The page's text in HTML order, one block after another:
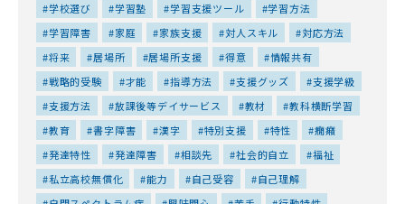
学校選び
学習塾 学習支援ツール
学習方法
学習障害
家庭 家族支援 対人スキル
対応方法
将来
居場所 居場所支援 得意
情報共有
戦略的受験
才能 指導方法 支援グッズ
支援学級
支援方法
放課後等デイサービス 教材
教科横断学習
教育
書字障害 漢字 特別支援 特性
癇癪
発達特性
発達障害 相談先 社会的自立
福祉
私立高校無償化
能力 自己受容
自己理解